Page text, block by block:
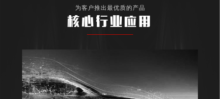
为客户推出最优质的产品
核心行业应用